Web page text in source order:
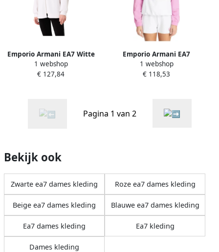
Emporio Armani EA7 Witte
Logo Serie Hoodie White
Dames
1 webshop
€ 127,84
Emporio Armani EA7
Multicolor Licht Jack met
Logo Details Multicolor
1 webshop
€ 118,53
Pagina 1 van 2
Bekijk ook
Zwarte ea7 dames kleding Roze ea7 dames kleding
Beige ea7 dames kleding Blauwe ea7 dames kleding
Ea7 dames kleding Ea7 kleding
Dames kleding